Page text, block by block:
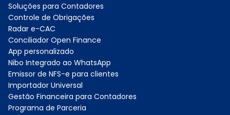
Soluções para Contadores
Controle de Obrigações
Radar e-CAC
Conciliador Open Finance
App personalizado
Nibo Integrado ao WhatsApp
Emissor de NFS-e para clientes
Importador Universal
Gestão Financeira para Contadores
Programa de Parceria